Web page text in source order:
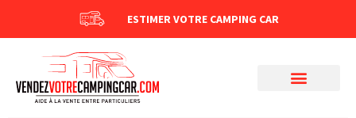
ESTIMER VOTRE CAMPING CAR